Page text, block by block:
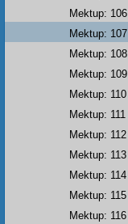
Mektup: 106
Mektup: 107
Mektup: 108
Mektup: 109
Mektup: 110
Mektup: 111
Mektup: 112
Mektup: 113
Mektup: 114
Mektup: 115
Mektup: 116